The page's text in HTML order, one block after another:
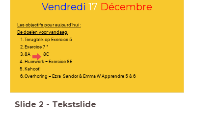
Vendredi 17 Décembre
Les objectifs pour aujourd'hui :
De doelen voor vandaag:
Terugblik op Exercice 5
Exercice 7 *
8A 8C
Huiswerk = Exercice 8E
Kahoot!
Overhoring = Ezra, Sandor & Emma W Apprendre 5 & 6
Slide 2 - Tekstslide